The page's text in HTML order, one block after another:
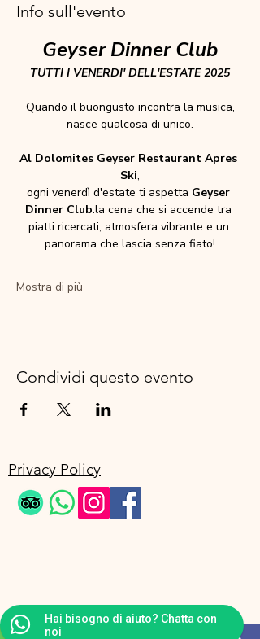
Info sull'evento
Geyser Dinner Club
TUTTI I VENERDI' DELL'ESTATE 2025
Quando il buongusto incontra la musica,
nasce qualcosa di unico.
Al Dolomites Geyser Restaurant Apres
Ski,
ogni venerdì d'estate ti aspetta Geyser
Dinner Club:la cena che si accende tra
piatti ricercati, atmosfera vibrante e un
panorama che lascia senza fiato!
Mostra di più
Condividi questo evento
Privacy Policy
Hai bisogno di aiuto? Chatta con
noi